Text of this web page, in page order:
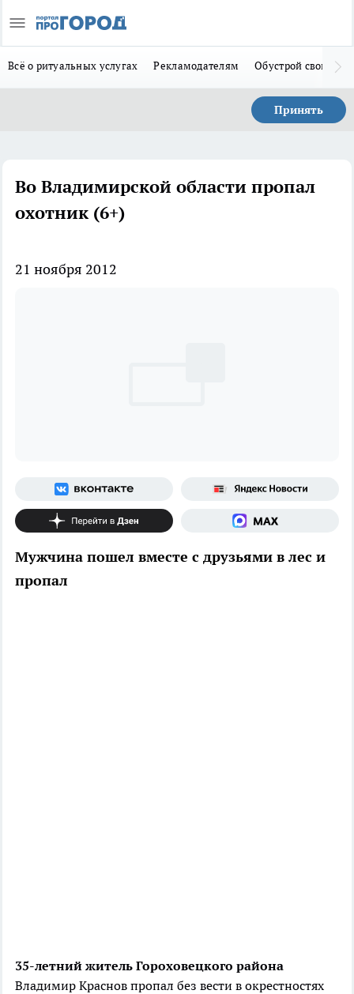
Всё о ритуальных услугах Рекламодателям Обустрой свой дом
Принять
Во Владимирской области пропал
охотник (6+)
21 ноября 2012
Мужчина пошел вместе с друзьями в лес и
пропал
35-летний житель Гороховецкого района
Владимир Краснов пропал без вести в окрестностях